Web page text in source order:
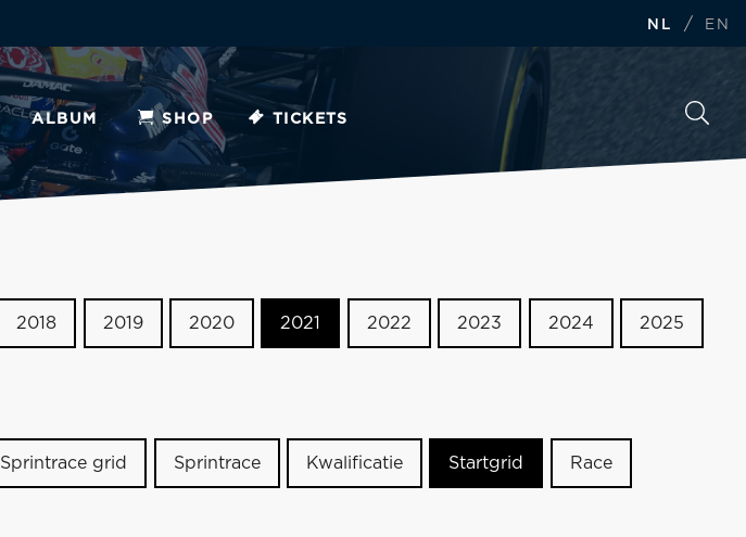
NL / EN
ALBUM SHOP TICKETS
2018 2019 2020 2021 2022 2023 2024 2025
Sprintrace grid Sprintrace Kwalificatie Startgrid Race